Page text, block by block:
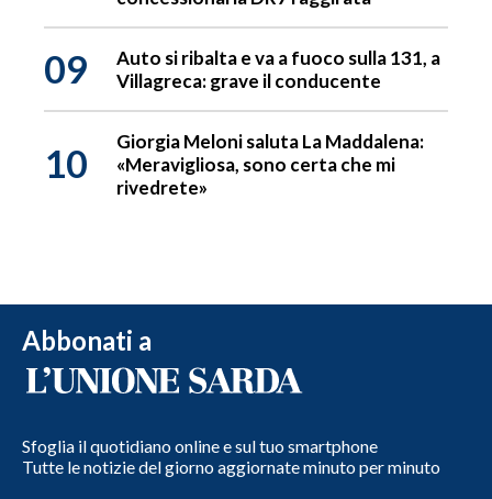
09
Auto si ribalta e va a fuoco sulla 131, a
Villagreca: grave il conducente
10
Giorgia Meloni saluta La Maddalena:
«Meravigliosa, sono certa che mi
rivedrete»
Abbonati a
Sfoglia il quotidiano online e sul tuo smartphone
Tutte le notizie del giorno aggiornate minuto per minuto